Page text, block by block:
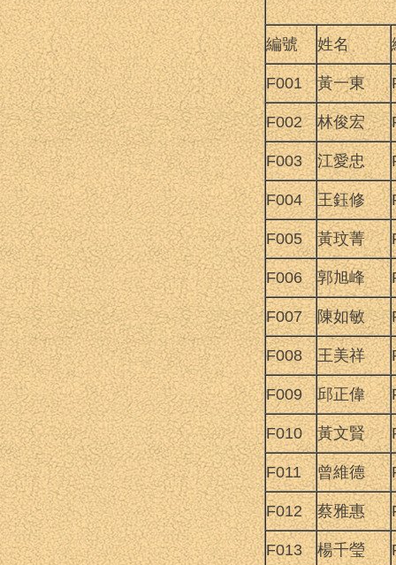
編號 姓名
F001 黃一東
F002 林俊宏
F003 江愛忠
F004 王鈺修
F005 黃玟菁
F006 郭旭峰
F007 陳如敏
F008 王美祥
F009 邱正偉
F010 黃文賢
F011 曾維德
F012 蔡雅惠
F013 楊千瑩